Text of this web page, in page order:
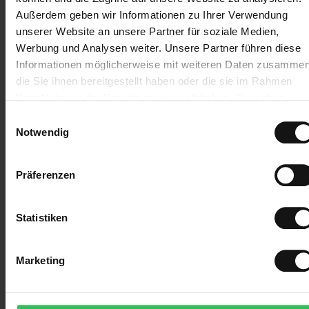
Außerdem geben wir Informationen zu Ihrer Verwendung
unserer Website an unsere Partner für soziale Medien,
Werbung und Analysen weiter. Unsere Partner führen diese
Informationen möglicherweise mit weiteren Daten
die Sie ihnen bereitgestellt haben oder die sie im Rahmen
weiterhin nutzen.
Notwendig
Präferenzen
Statistiken
Marketing
das FLUGT-Museum
Sie die Vorräte der
Natur finden und
nutzen können.
Hinweis: 21. bis 25.